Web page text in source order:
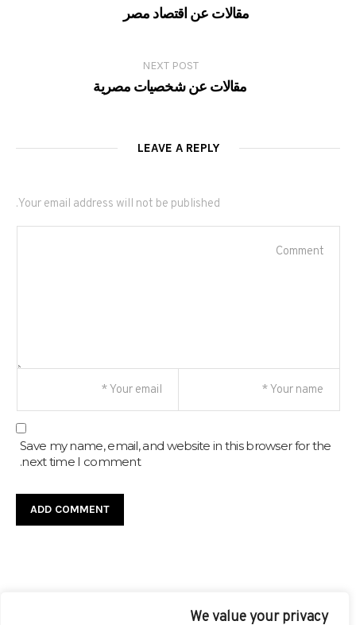
We value your privacy
مقالات عن اقتصاد مصر
NEXT POST
مقالات عن شخصيات مصرية
LEAVE A REPLY
Your email address will not be published.
Save my name, email, and website in this browser for the
next time I comment.